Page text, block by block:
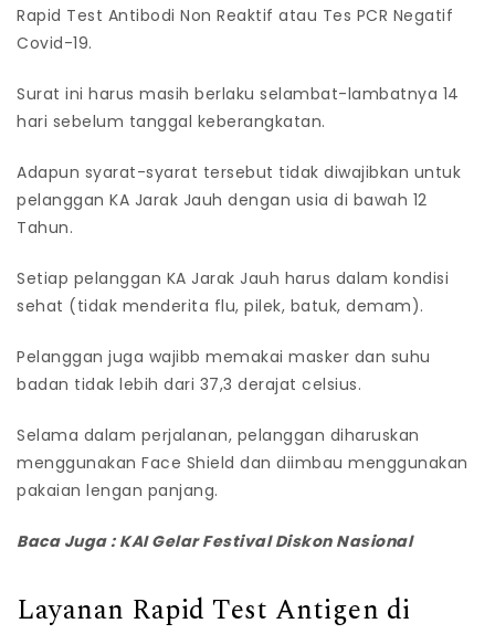
Rapid Test Antibodi Non Reaktif atau Tes PCR Negatif
Covid-19.
Surat ini harus masih berlaku selambat-lambatnya 14
hari sebelum tanggal keberangkatan.
Adapun syarat-syarat tersebut tidak diwajibkan untuk
pelanggan KA Jarak Jauh dengan usia di bawah 12
Tahun.
Setiap pelanggan KA Jarak Jauh harus dalam kondisi
sehat (tidak menderita flu, pilek, batuk, demam).
Pelanggan juga wajibb memakai masker dan suhu
badan tidak lebih dari 37,3 derajat celsius.
Selama dalam perjalanan, pelanggan diharuskan
menggunakan Face Shield dan diimbau menggunakan
pakaian lengan panjang.
Baca Juga : KAI Gelar Festival Diskon Nasional
Layanan Rapid Test Antigen di